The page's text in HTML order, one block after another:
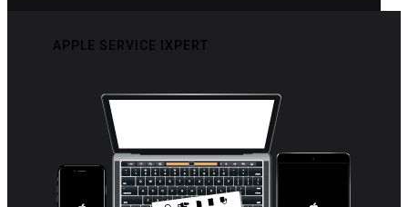
APPLE SERVICE IXPERT